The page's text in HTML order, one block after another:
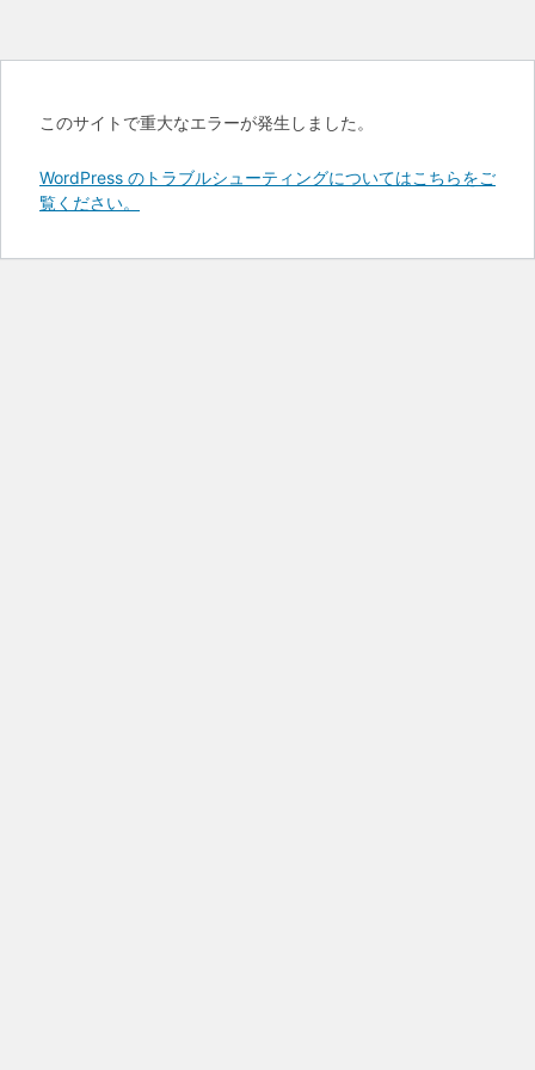
このサイトで重大なエラーが発生しました。
WordPress のトラブルシューティングについてはこちらをご
覧ください。